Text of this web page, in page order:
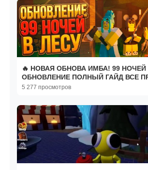
🔥 НОВАЯ ОБНОВА ИМБА! 99 НОЧЕЙ
ОБНОВЛЕНИЕ ПОЛНЫЙ ГАЙД ВСЕ
99 NIGHTS IN THE FOREST
5 277 просмотров